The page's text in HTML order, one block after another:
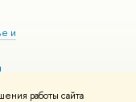
работы сайта
и